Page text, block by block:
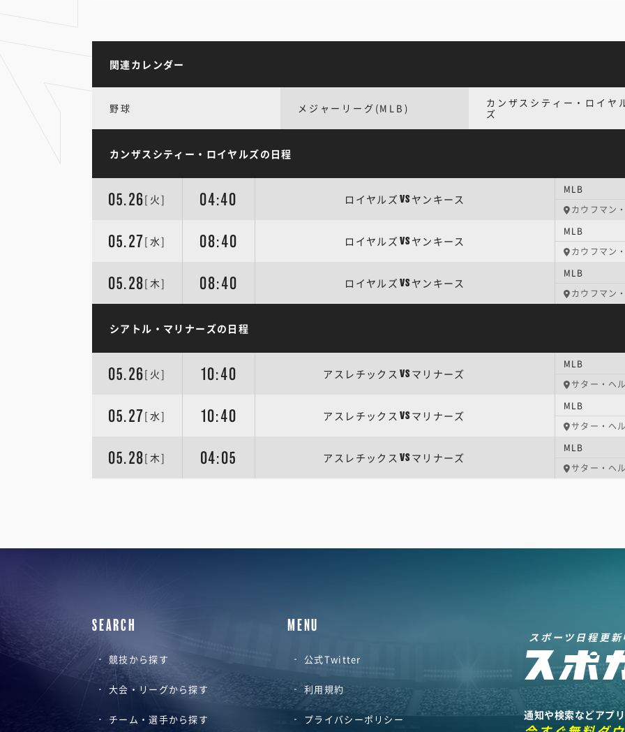
関連カレンダー
野球 メジャーリーグ(MLB)
カンザスシティー・ロイヤ
ズ
カンザスシティー・ロイヤルズの日程
05.26[火] 04:40 ロイヤルズ VS ヤンキース
MLB
カウフマン
05.27[水] 08:40 ロイヤルズ VS ヤンキース
MLB
カウフマン
05.28[木] 08:40 ロイヤルズ VS ヤンキース
MLB
カウフマン
シアトル・マリナーズの日程
05.26[火] 10:40 アスレチックス VS マリナーズ
MLB
サター・ヘ
05.27[水] 10:40 アスレチックス VS マリナーズ
MLB
サター・ヘ
05.28[木] 04:05 アスレチックス VS マリナーズ
MLB
サター・ヘ
SEARCH
競技から探す
大会・リーグから探す
チーム・選手から探す
MENU
公式Twitter
利用規約
プライバシーポリシー
スポーツ日程更新
通知や検索などアプ